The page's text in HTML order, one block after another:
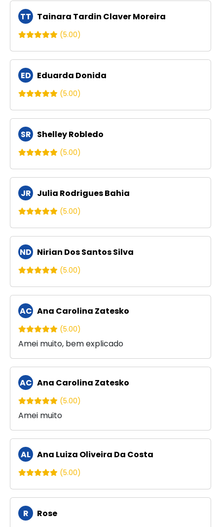
TT Tainara Tardin Claver Moreira
(5.00)
ED Eduarda Donida
(5.00)
SR Shelley Robledo
(5.00)
JR Julia Rodrigues Bahia
(5.00)
ND Nirian Dos Santos Silva
(5.00)
AC Ana Carolina Zatesko
(5.00)
Amei muito, bem explicado
AC Ana Carolina Zatesko
(5.00)
Amei muito
AL Ana Luiza Oliveira Da Costa
(5.00)
R Rose